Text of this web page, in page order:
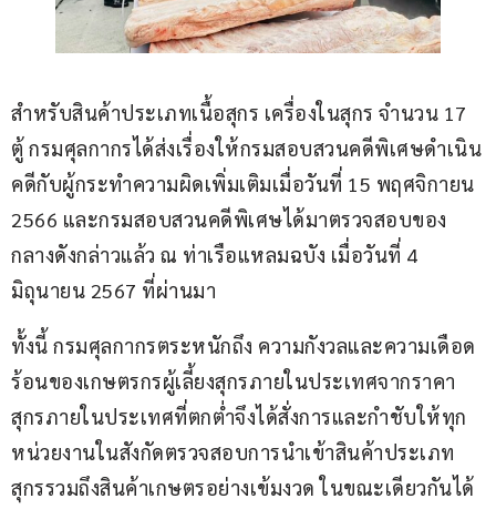
สำหรับสินค้าประเภทเนื้อสุกร เครื่องในสุกร จำนวน 17
ตู้ กรมศุลกากรได้ส่งเรื่องให้กรมสอบสวนคดีพิเศษดำเนิน
คดีกับผู้กระทำความผิดเพิ่มเติมเมื่อวันที่ 15 พฤศจิกายน
2566 และกรมสอบสวนคดีพิเศษได้มาตรวจสอบของ
กลางดังกล่าวแล้ว ณ ท่าเรือแหลมฉบัง เมื่อวันที่ 4
มิถุนายน 2567 ที่ผ่านมา
ทั้งนี้ กรมศุลกากรตระหนักถึง ความกังวลและความเดือด
ร้อนของเกษตรกรผู้เลี้ยงสุกรภายในประเทศจากราคา
สุกรภายในประเทศที่ตกต่ำจึงได้สั่งการและกำชับให้ทุก
หน่วยงานในสังกัดตรวจสอบการนำเข้าสินค้าประเภท
สุกรรวมถึงสินค้าเกษตรอย่างเข้มงวด ในขณะเดียวกันได้